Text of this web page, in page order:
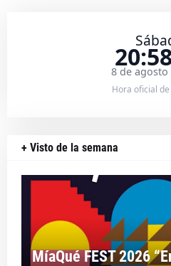
8 de agosto
Hora oficial
+ Visto de la semana
MíaQué FEST 2026